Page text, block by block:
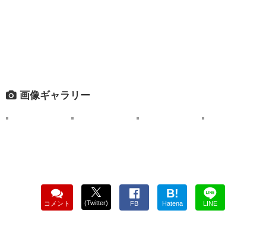
画像ギャラリー
コメント (Twitter) FB
B!
Hatena LINE